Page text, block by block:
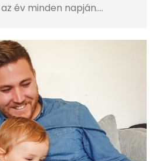
év minden napján.…